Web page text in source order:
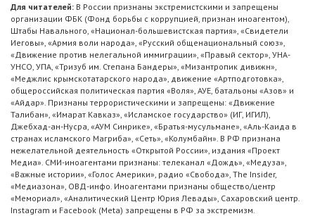
Для читателей: В России признаны экстремистскими и запрещены
организации ФБК (Фонд борьбы с коррупцией, признан иноагентом),
Штабы Навального, «Национал-большевистская партия», «Свидетели
Иеговы», «Армия воли народа», «Русский общенациональный союз»,
«Движение против нелегальной иммиграции», «Правый сектор», УНА-
УНСО, УПА, «Тризуб им. Степана Бандеры», «Мизантропик дивижн»,
«Меджлис крымскотатарского народа», движение «Артподготовка»,
общероссийская политическая партия «Воля», АУЕ, батальоны «Азов» и
«Айдар». Признаны террористическими и запрещены: «Движение
Талибан», «Имарат Кавказ», «Исламское государство» (ИГ, ИГИЛ),
Джебхад-ан-Нусра, «АУМ Синрике», «Братья-мусульмане», «Аль-Каида в
странах исламского Магриба», «Сеть», «Колумбайн». В РФ признана
нежелательной деятельность «Открытой России», издания «Проект
Медиа». СМИ-иноагентами признаны: телеканал «Дождь», «Медуза»,
«Важные истории», «Голос Америки», радио «Свобода», The Insider,
«Медиазона», ОВД-инфо. Иноагентами признаны общество/центр
«Мемориал», «Аналитический Центр Юрия Левады», Сахаровский центр.
Instagram и Facebook (Metа) запрещены в РФ за экстремизм.